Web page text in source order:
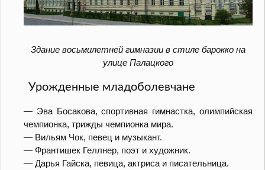
Здание восьмилетней гимназии в стиле барокко на
улице Палацкого
Урожденные младоболевчане
— Эва Босакова, спортивная гимнастка, oлимпийская
чемпионка, трижды чемпионка мира.
— Вильям Чок, певец и музыкант.
— Франтишек Геллнер, поэт и художник.
— Дарья Гайска, певица, актриса и писательница.